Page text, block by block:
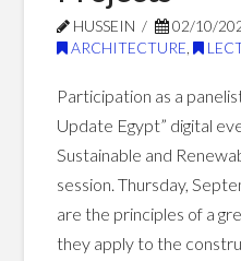
HUSSEIN
02/10/
ARCHITECTURE,
Participation as a
Update Egypt” digital
Sustainable and
session. Thursday,
are the principles of a
they apply to the